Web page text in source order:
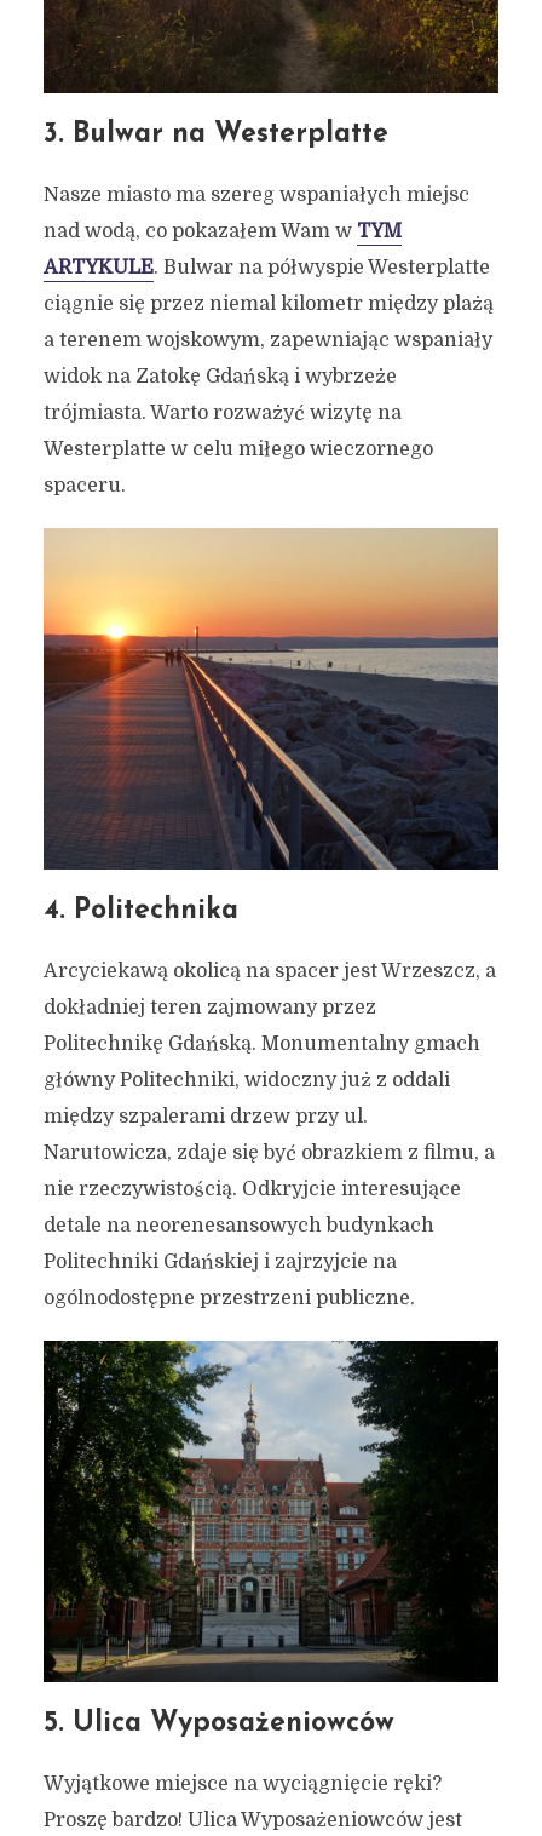
3. Bulwar na Westerplatte
Nasze miasto ma szereg wspaniałych miejsc
nad wodą, co pokazałem Wam w TYM
ARTYKULE. Bulwar na półwyspie Westerplatte
ciągnie się przez niemal kilometr między plażą
a terenem wojskowym, zapewniając wspaniały
widok na Zatokę Gdańską i wybrzeże
trójmiasta. Warto rozważyć wizytę na
Westerplatte w celu miłego wieczornego
spaceru.
4. Politechnika
Arcyciekawą okolicą na spacer jest Wrzeszcz, a
dokładniej teren zajmowany przez
Politechnikę Gdańską. Monumentalny gmach
główny Politechniki, widoczny już z oddali
między szpalerami drzew przy ul.
Narutowicza, zdaje się być obrazkiem z filmu, a
nie rzeczywistością. Odkryjcie interesujące
detale na neorenesansowych budynkach
Politechniki Gdańskiej i zajrzyjcie na
ogólnodostępne przestrzeni publiczne.
5. Ulica Wyposażeniowców
Wyjątkowe miejsce na wyciągnięcie ręki?
Proszę bardzo! Ulica Wyposażeniowców jest